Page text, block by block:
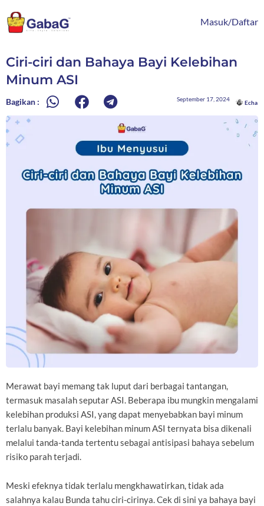
ke
konten
Masuk/Daftar
Ciri-ciri dan Bahaya Bayi Kelebihan
Minum ASI
Bagikan : September 17, 2024
Echa
Merawat bayi memang tak luput dari berbagai tantangan,
termasuk masalah seputar ASI. Beberapa ibu mungkin mengalami
kelebihan produksi ASI, yang dapat menyebabkan bayi minum
terlalu banyak. Bayi kelebihan minum ASI ternyata bisa dikenali
melalui tanda-tanda tertentu sebagai antisipasi bahaya sebelum
risiko parah terjadi.
Meski efeknya tidak terlalu mengkhawatirkan, tidak ada
salahnya kalau Bunda tahu ciri-cirinya. Cek di sini ya bahaya bayi